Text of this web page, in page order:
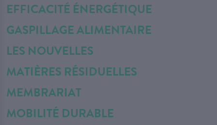
EFFICACITÉ ÉNERGÉTIQUE
GASPILLAGE ALIMENTAIRE
LES NOUVELLES
MATIÈRES RÉSIDUELLES
MEMBRARIAT
MOBILITÉ DURABLE